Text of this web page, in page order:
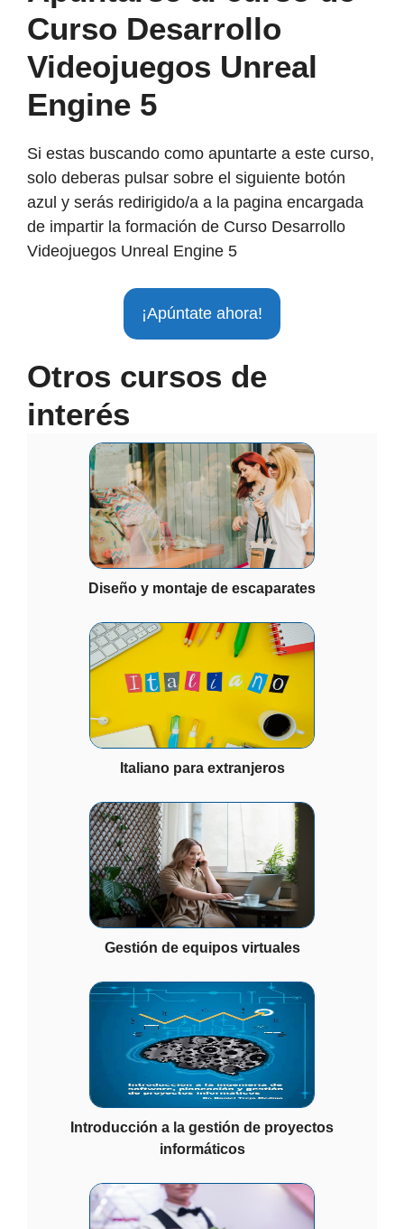
Curso Desarrollo
Videojuegos Unreal
Engine 5
Si estas buscando como apuntarte a este curso,
solo deberas pulsar sobre el siguiente botón
azul y serás redirigido/a a la pagina encargada
de impartir la formación de Curso Desarrollo
Videojuegos Unreal Engine 5
¡Apúntate ahora!
Otros cursos de
interés
Diseño y montaje de escaparates
Italiano para extranjeros
Gestión de equipos virtuales
Introducción a la gestión de proyectos
informáticos